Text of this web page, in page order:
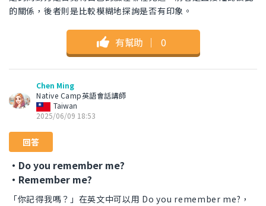
的關係，後者則是比較模糊地探詢是否有印象。
有幫助 ｜ 0
Chen Ming
Native Camp英語會話講師
Taiwan
2025/06/09 18:53
回答
・Do you remember me?
・Remember me?
「你記得我嗎？」在英文中可以用 Do you remember me?，